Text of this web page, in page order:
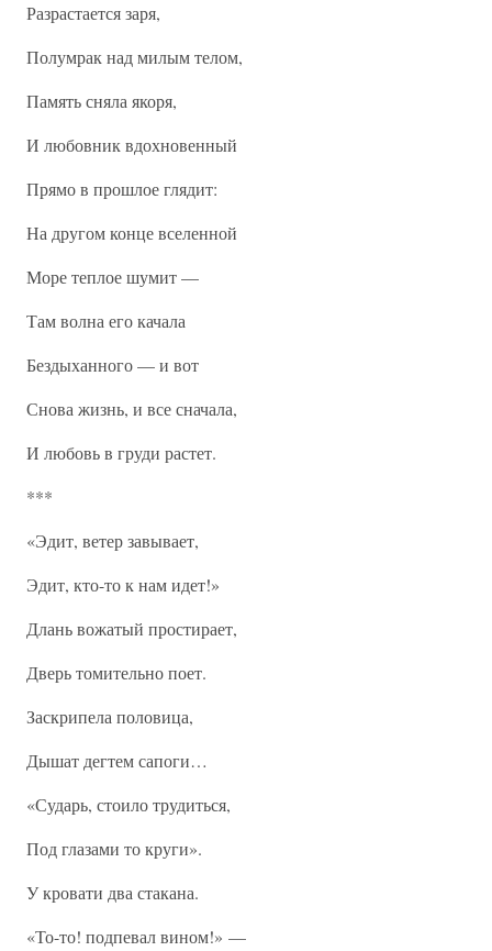
Разрастается заря,
Полумрак над милым телом,
Память сняла якоря,
И любовник вдохновенный
Прямо в прошлое глядит:
На другом конце вселенной
Море теплое шумит —
Там волна его качала
Бездыханного — и вот
Снова жизнь, и все сначала,
И любовь в груди растет.
***
«Эдит, ветер завывает,
Эдит, кто-то к нам идет!»
Длань вожатый простирает,
Дверь томительно поет.
Заскрипела половица,
Дышат дегтем сапоги…
«Сударь, стоило трудиться,
Под глазами то круги».
У кровати два стакана.
«То-то! подпевал вином!» —